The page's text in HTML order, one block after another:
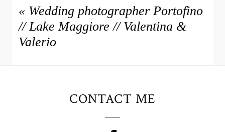
« Wedding photographer Portofino
// Lake Maggiore // Valentina &
Valerio
CONTACT ME